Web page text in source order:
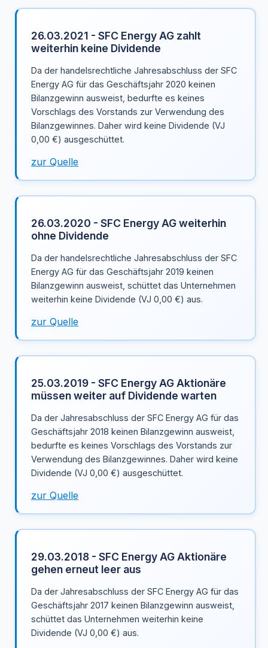
26.03.2021 - SFC Energy AG zahlt
weiterhin keine Dividende
Da der handelsrechtliche Jahresabschluss der SFC
Energy AG für das Geschäftsjahr 2020 keinen
Bilanzgewinn ausweist, bedurfte es keines
Vorschlags des Vorstands zur Verwendung des
Bilanzgewinnes. Daher wird keine Dividende (VJ
0,00 €) ausgeschüttet.
zur Quelle
26.03.2020 - SFC Energy AG weiterhin
ohne Dividende
Da der handelsrechtliche Jahresabschluss der SFC
Energy AG für das Geschäftsjahr 2019 keinen
Bilanzgewinn ausweist, schüttet das Unternehmen
weiterhin keine Dividende (VJ 0,00 €) aus.
zur Quelle
25.03.2019 - SFC Energy AG Aktionäre
müssen weiter auf Dividende warten
Da der Jahresabschluss der SFC Energy AG für das
Geschäftsjahr 2018 keinen Bilanzgewinn ausweist,
bedurfte es keines Vorschlags des Vorstands zur
Verwendung des Bilanzgewinnes. Daher wird keine
Dividende (VJ 0,00 €) ausgeschüttet.
zur Quelle
29.03.2018 - SFC Energy AG Aktionäre
gehen erneut leer aus
Da der Jahresabschluss der SFC Energy AG für das
Geschäftsjahr 2017 keinen Bilanzgewinn ausweist,
schüttet das Unternehmen weiterhin keine
Dividende (VJ 0,00 €) aus.